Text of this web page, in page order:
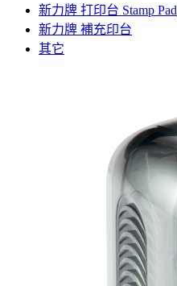
新力牌 打印台 Stamp Pad
新力牌 補充印台
其它